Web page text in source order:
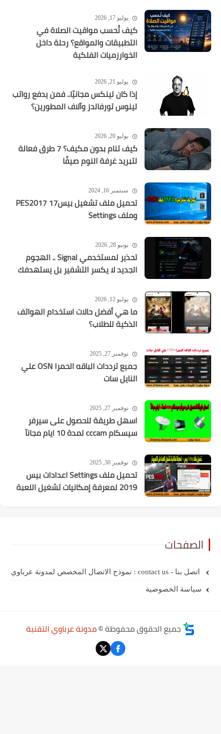
يوليو 17, 2026
كيف تُحسب مواقيت الصلاة في
التطبيقات والمواقع؟ رحلة داخل
الخوارزميات الفلكية
يوليو 21, 2026
إذا كان لينكس مجانيًا.. فمن يدفع رواتب
لينوس تورفالدز وآلاف المطورين؟
يوليو 20, 2026
كيف تنام بدون مكيف؟ 7 طرق فعالة
لتبريد غرفة النوم صيفًا
سبتمبر 16, 2024
تحميل ملف تشغيل بيس17 PES2017
وملف Settings
يونيو 28, 2026
تحذير لمستخدمي Signal .. الهجوم
الجديد لا يكسر التشفير بل يستهدفك
يوليو 12, 2026
ما هي أفضل حالات استخدام الهواتف
الذكية للطلاب؟
نوفمبر 27, 2025
جميع ترددات الباقه الحمرا OSN علي
النايل سات
نوفمبر 27, 2025
اسهل طريقة للحصول على سيرفر
سيسكام cccam لمدة 10 ايام مجانآ
نوفمبر 30, 2025
تحميل ملف Settings اعدادات بيس
2019 لمعرفة إمكانيات تشغيل اللعبة
الصفحات
اتصل بنا - contact us : نموذج الاتصال المخصص لمدونة عرباوي
سياسة الخصوصية
جميع الحقوق محفوظة ©مدونة عرباوي التقنية